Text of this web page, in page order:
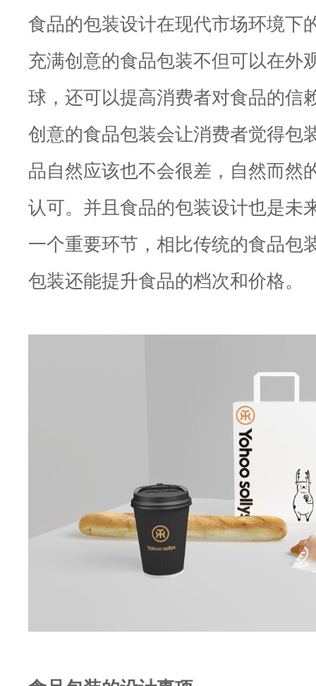
食品的包装设计在现代市场环境下
充满创意的食品包装不但可以在外
球，还可以提高消费者对食品的信
创意的食品包装会让消费者觉得包
品自然应该也不会很差，自然而然
认可。并且食品的包装设计也是未
一个重要环节，相比传统的食品包
包装还能提升食品的档次和价格。